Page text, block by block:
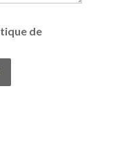
de